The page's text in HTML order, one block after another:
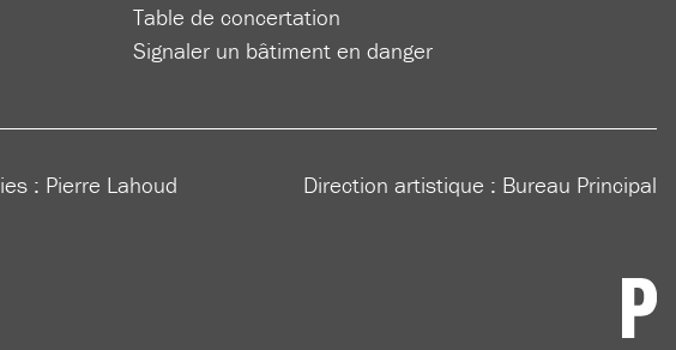
Table de concertation
Signaler un bâtiment en danger
: Pierre Lahoud Direction artistique : Bureau Principal